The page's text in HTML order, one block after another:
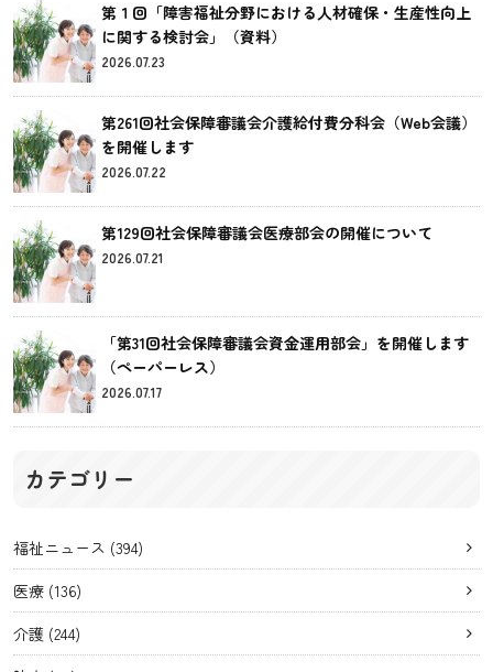
第１回「障害福祉分野における人材確保・生産性向上
に関する検討会」（資料）
2026.07.23
第261回社会保障審議会介護給付費分科会（Web会議）
を開催します
2026.07.22
第129回社会保障審議会医療部会の開催について
2026.07.21
「第31回社会保障審議会資金運用部会」を開催します
（ペーパーレス）
2026.07.17
カテゴリー
福祉ニュース (394)
医療 (136)
介護 (244)